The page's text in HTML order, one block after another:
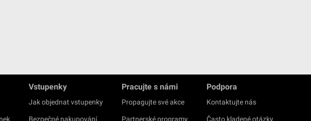
Vstupenky
Jak objednat vstupenky
Bezpečné nakupování
Pracujte s námi
Propagujte své akce
Partnerské programy
Podpora
Kontaktujte nás
Často kladené otázky